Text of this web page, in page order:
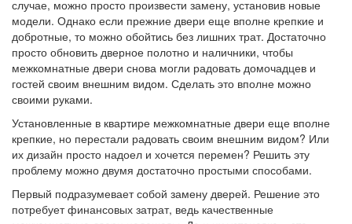
случае, можно просто произвести замену, установив новые
модели. Однако если прежние двери еще вполне крепкие и
добротные, то можно обойтись без лишних трат. Достаточно
просто обновить дверное полотно и наличники, чтобы
межкомнатные двери снова могли радовать домочадцев и
гостей своим внешним видом. Сделать это вполне можно
своими руками.
Установленные в квартире межкомнатные двери еще вполне
крепкие, но перестали радовать своим внешним видом? Или
их дизайн просто надоел и хочется перемен? Решить эту
проблему можно двумя достаточно простыми способами.
Первый подразумевает собой замену дверей. Решение это
потребует финансовых затрат, ведь качественные